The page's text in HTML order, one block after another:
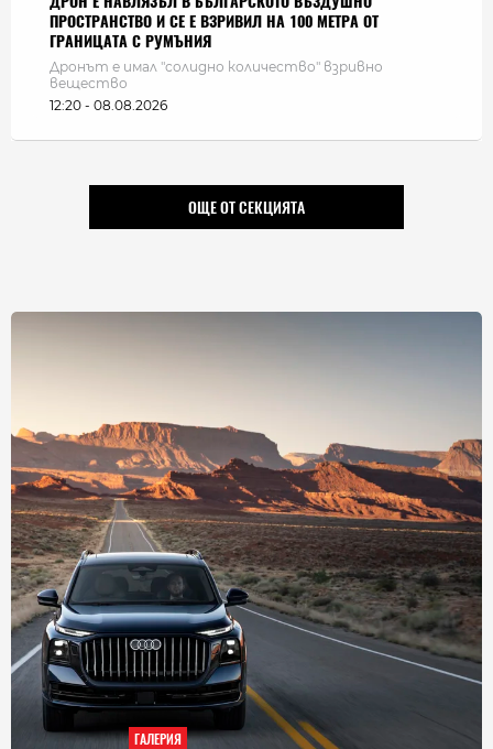
ПРОСТРАНСТВО И СЕ Е ВЗРИВИЛ НА 100 МЕТРА ОТ
ГРАНИЦАТА С РУМЪНИЯ
Дронът е имал "солидно количество" взривно
вещество
12:20 - 08.08.2026
ОЩЕ ОТ СЕКЦИЯТА
ГАЛЕРИЯ